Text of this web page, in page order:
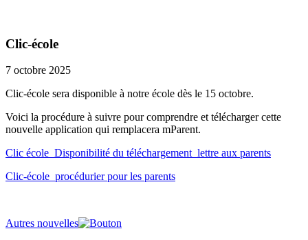
Clic-école
7 octobre 2025
Clic-école sera disponible à notre école dès le 15 octobre.
Voici la procédure à suivre pour comprendre et télécharger cette
nouvelle application qui remplacera mParent.
Clic école_Disponibilité du téléchargement_lettre aux parents
Clic-école_procédurier pour les parents
Autres nouvelles